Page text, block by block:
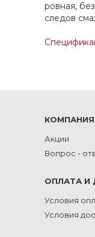
ровная,
следов
КОМПАНИЯ
Акции
Вопрос -
ОПЛАТА И
Условия
Условия